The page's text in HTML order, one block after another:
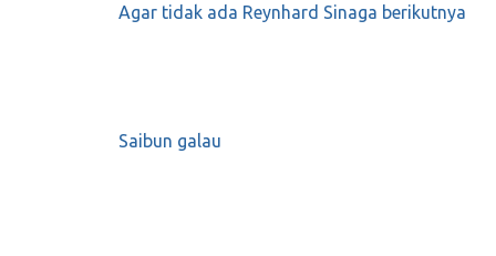
Agar tidak ada Reynhard Sinaga berikutnya
Saibun galau